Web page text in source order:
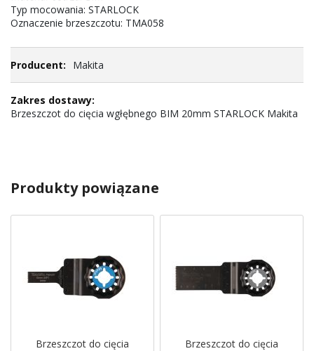
Typ mocowania: STARLOCK
Oznaczenie brzeszczotu: TMA058
Makita
Brzeszczot do cięcia wgłębnego BIM 20mm STARLOCK Makita
Produkty powiązane
Brzeszczot do cięcia
Brzeszczot do cięcia